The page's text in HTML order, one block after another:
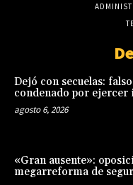
Dejó con secuelas:
condenado por ejercer
agosto 6, 2026
«Gran ausente»:
megarreforma de